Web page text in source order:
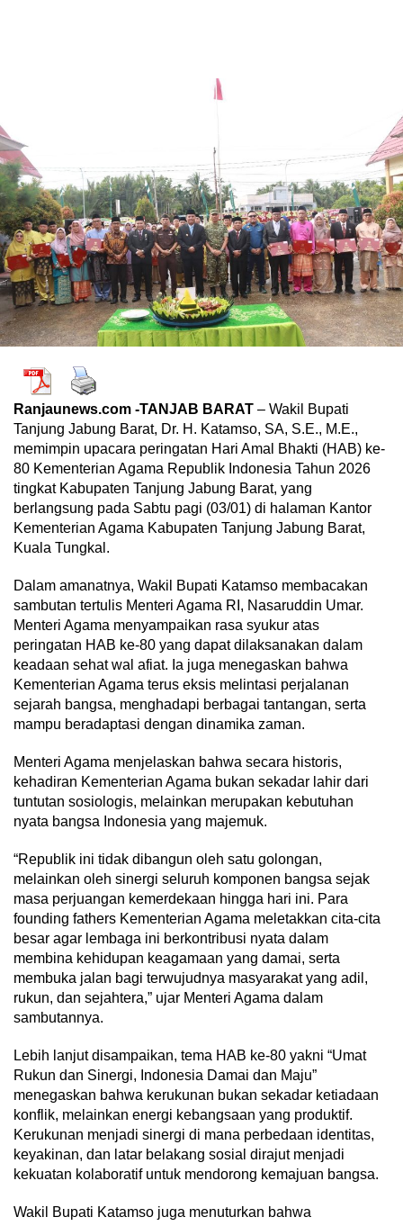
Ranjaunews.com -TANJAB BARAT – Wakil Bupati
Tanjung Jabung Barat, Dr. H. Katamso, SA, S.E., M.E.,
memimpin upacara peringatan Hari Amal Bhakti (HAB) ke-
80 Kementerian Agama Republik Indonesia Tahun 2026
tingkat Kabupaten Tanjung Jabung Barat, yang
berlangsung pada Sabtu pagi (03/01) di halaman Kantor
Kementerian Agama Kabupaten Tanjung Jabung Barat,
Kuala Tungkal.
Dalam amanatnya, Wakil Bupati Katamso membacakan
sambutan tertulis Menteri Agama RI, Nasaruddin Umar.
Menteri Agama menyampaikan rasa syukur atas
peringatan HAB ke-80 yang dapat dilaksanakan dalam
keadaan sehat wal afiat. Ia juga menegaskan bahwa
Kementerian Agama terus eksis melintasi perjalanan
sejarah bangsa, menghadapi berbagai tantangan, serta
mampu beradaptasi dengan dinamika zaman.
Menteri Agama menjelaskan bahwa secara historis,
kehadiran Kementerian Agama bukan sekadar lahir dari
tuntutan sosiologis, melainkan merupakan kebutuhan
nyata bangsa Indonesia yang majemuk.
“Republik ini tidak dibangun oleh satu golongan,
melainkan oleh sinergi seluruh komponen bangsa sejak
masa perjuangan kemerdekaan hingga hari ini. Para
founding fathers Kementerian Agama meletakkan cita-cita
besar agar lembaga ini berkontribusi nyata dalam
membina kehidupan keagamaan yang damai, serta
membuka jalan bagi terwujudnya masyarakat yang adil,
rukun, dan sejahtera,” ujar Menteri Agama dalam
sambutannya.
Lebih lanjut disampaikan, tema HAB ke-80 yakni “Umat
Rukun dan Sinergi, Indonesia Damai dan Maju”
menegaskan bahwa kerukunan bukan sekadar ketiadaan
konflik, melainkan energi kebangsaan yang produktif.
Kerukunan menjadi sinergi di mana perbedaan identitas,
keyakinan, dan latar belakang sosial dirajut menjadi
kekuatan kolaboratif untuk mendorong kemajuan bangsa.
Wakil Bupati Katamso juga menuturkan bahwa